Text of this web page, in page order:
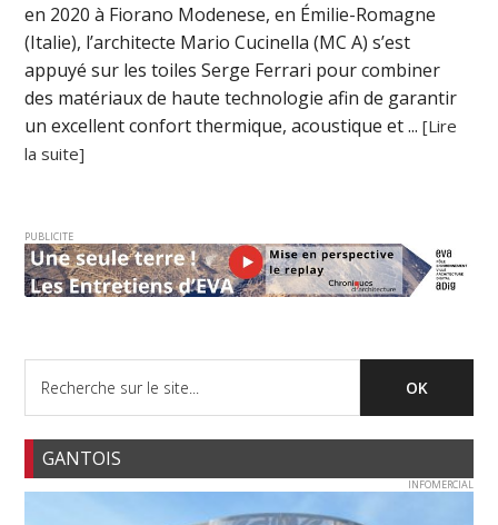
en 2020 à Fiorano Modenese, en Émilie-Romagne
(Italie), l’architecte Mario Cucinella (MC A) s’est
appuyé sur les toiles Serge Ferrari pour combiner
des matériaux de haute technologie afin de garantir
un excellent confort thermique, acoustique et ...[Lire
la suite]
PUBLICITE
GANTOIS
INFOMERCIAL